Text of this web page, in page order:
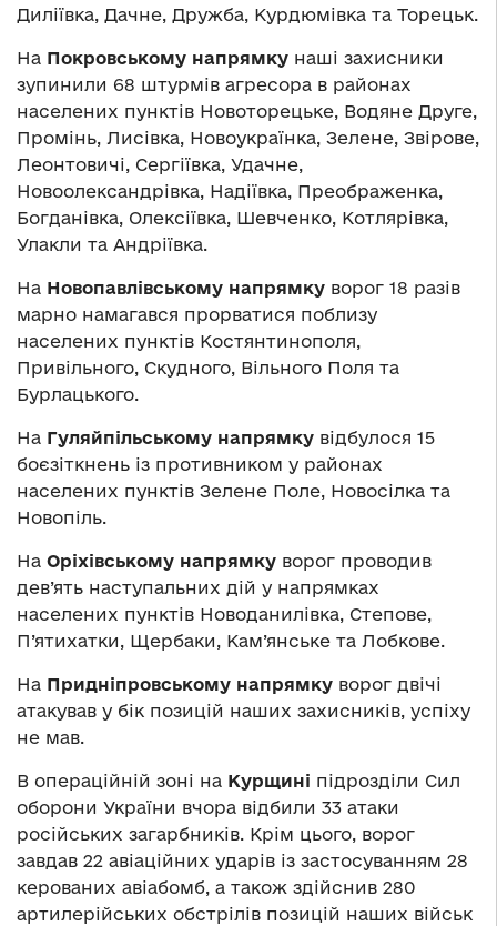
Диліївка, Дачне, Дружба, Курдюмівка та Торецьк.
На Покровському напрямку наші захисники
зупинили 68 штурмів агресора в районах
населених пунктів Новоторецьке, Водяне Друге,
Промінь, Лисівка, Новоукраїнка, Зелене, Звірове,
Леонтовичі, Сергіївка, Удачне,
Новоолександрівка, Надіївка, Преображенка,
Богданівка, Олексіївка, Шевченко, Котлярівка,
Улакли та Андріївка.
На Новопавлівському напрямку ворог 18 разів
марно намагався прорватися поблизу
населених пунктів Костянтинополя,
Привільного, Скудного, Вільного Поля та
Бурлацького.
На Гуляйпільському напрямку відбулося 15
боєзіткнень із противником у районах
населених пунктів Зелене Поле, Новосілка та
Новопіль.
На Оріхівському напрямку ворог проводив
дев’ять наступальних дій у напрямках
населених пунктів Новоданилівка, Степове,
П’ятихатки, Щербаки, Кам’янське та Лобкове.
На Придніпровському напрямку ворог двічі
атакував у бік позицій наших захисників, успіху
не мав.
В операційній зоні на Курщині підрозділи Сил
оборони України вчора відбили 33 атаки
російських загарбників. Крім цього, ворог
завдав 22 авіаційних ударів із застосуванням 28
керованих авіабомб, а також здійснив 280
артилерійських обстрілів позицій наших військ